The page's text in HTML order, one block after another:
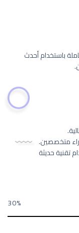
باستخدام أحدث
متخصصين.
تقنية حديثة
30